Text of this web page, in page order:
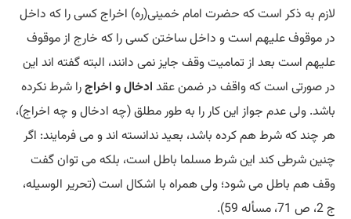
لازم به ذکر است که حضرت امام خمینی(ره) اخراج کسی را که داخل
در موقوف علیهم است و داخل ساختن کسی را که خارج از موقوف
علیهم است بعد از تمامیت وقف جایز نمی دانند، البته گفته اند این
در صورتی است که واقف در ضمن عقد ادخال و اخراجرا شرط نکرده
باشد. ولی عدم جواز این کار را به طور مطلق (چه ادخال و چه اخراج)،
هر چند که شرط هم کرده باشد، بعید ندانسته اند و می فرمایند: اگر
چنین شرطی کند این شرط مسلما باطل است، بلکه می توان گفت
وقف هم باطل می شود؛ ولی همراه با اشکال است (تحریر الوسیله،
ج 2، ص 71، مسأله 59).